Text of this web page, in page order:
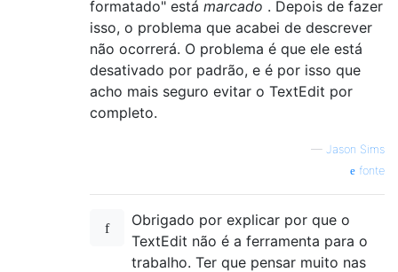
formatado" está marcado . Depois de fazer
isso, o problema que acabei de descrever
não ocorrerá. O problema é que ele está
desativado por padrão, e é por isso que
acho mais seguro evitar o TextEdit por
completo.
— Jason Sims
fonte
Obrigado por explicar por que o
TextEdit não é a ferramenta para o
trabalho. Ter que pensar muito nas